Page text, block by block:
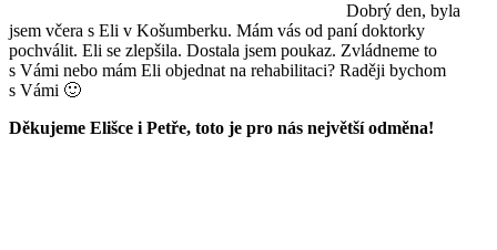
Dobrý den, byla
jsem včera s Eli v Košumberku. Mám vás od paní doktorky
pochválit. Eli se zlepšila. Dostala jsem poukaz. Zvládneme to
s Vámi nebo mám Eli objednat na rehabilitaci? Raději bychom
s Vámi 🙂
Děkujeme Elišce i Petře, toto je pro nás největší odměna!